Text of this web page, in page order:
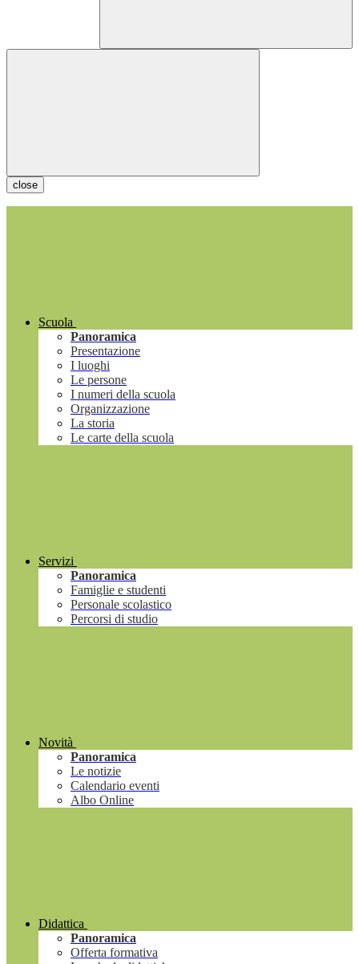
close
Scuola
Panoramica
Presentazione
I luoghi
Le persone
I numeri della scuola
Organizzazione
La storia
Le carte della scuola
Servizi
Panoramica
Famiglie e studenti
Personale scolastico
Percorsi di studio
Novità
Panoramica
Le notizie
Calendario eventi
Albo Online
Didattica
Panoramica
Offerta formativa